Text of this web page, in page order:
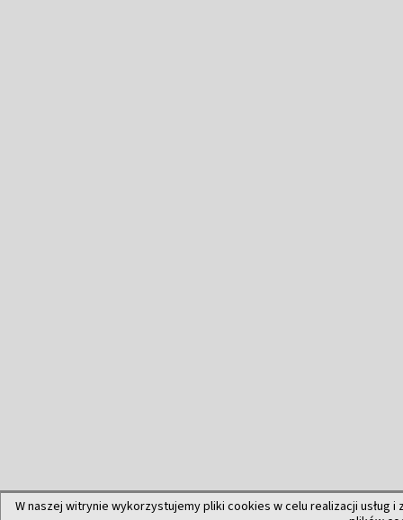
W naszej witrynie wykorzystujemy pliki cookies w celu realizacji usług i